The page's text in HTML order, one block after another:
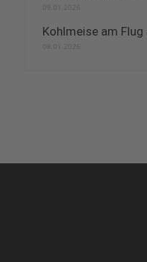
09.01.2026
Kohlmeise am
08.01.2026